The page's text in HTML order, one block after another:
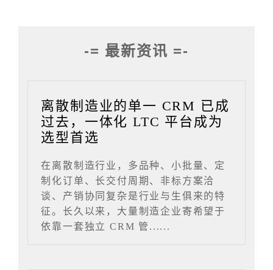
-= 最新资讯 =-
离散制造业的单一 CRM 已成
过去，一体化 LTC 平台成为
选型首选
在离散制造行业，多品种、小批量、定
制化订单、长交付周期、非标方案洽
谈、产销协同复杂是行业与生俱来的特
征。长久以来，大量制造企业寄希望于
依靠一套独立 CRM 管......